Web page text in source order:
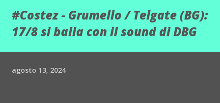
#Costez - Grumello / Telgate (BG):
17/8 si balla con il sound di DBG
agosto 13, 2024